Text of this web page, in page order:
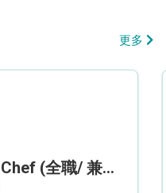
更多
廚師 Commis / Demi Chef (全職/ 兼職) (工作地點:中環)